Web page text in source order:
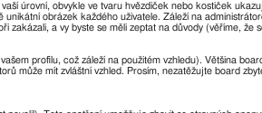
úrovní, obvykle ve tvaru hvězdiček nebo kostiček
obrázek každého uživatele. Záleží na
zakázali, a vy byste se měli zeptat na důvody (věříme, že
profilu, což záleží na použitém vzhledu). Většina
může mít zvláštní vzhled. Prosím, nezatěžujte board